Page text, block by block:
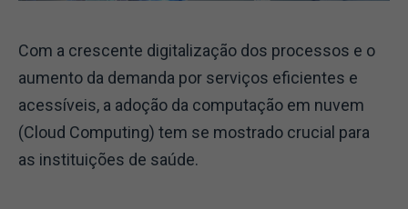
Com a crescente digitalização dos processos e o
aumento da demanda por serviços eficientes e
acessíveis, a adoção da computação em nuvem
(Cloud Computing) tem se mostrado crucial para
as instituições de saúde.